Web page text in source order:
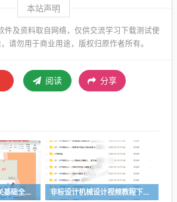
本站声明
件及资料取自网络，仅供交流学习下载测试使
请勿用于商业用途，版权归原作者所有。
阅读 分享
机械制图看图识图相关基础全套视频教程 非标设计机械设计视频教程下载（推荐）